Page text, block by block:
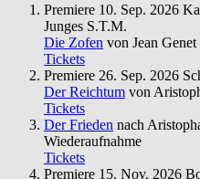
Premiere 10. Sep. 2026
Junges S.T.M.
Die Zofen von Jean
Tickets
Premiere 26. Sep. 2026
Der Reichtum von
Tickets
Der Frieden nach
Wiederaufnahme
Tickets
Premiere 15. Nov. 2026